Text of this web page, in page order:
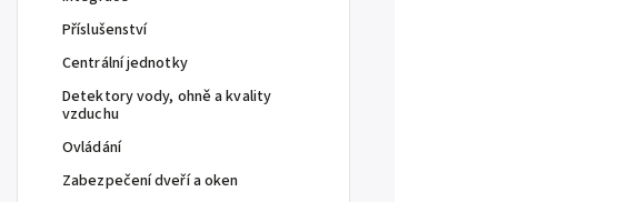
Příslušenství
Centrální jednotky
Detektory vody, ohně a kvality
vzduchu
Ovládání
Zabezpečení dveří a oken